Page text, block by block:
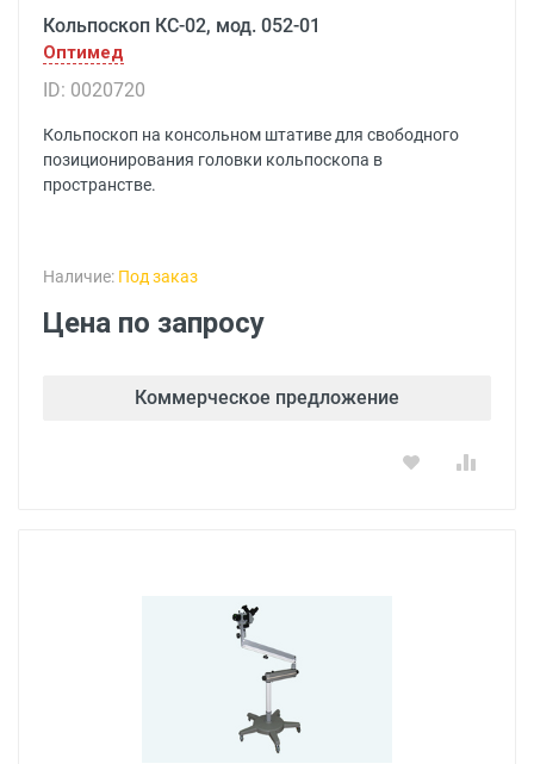
Кольпоскоп КС-02, мод. 052-01
Оптимед
ID: 0020720
Кольпоскоп на консольном штативе для свободного
позиционирования головки кольпоскопа в
пространстве.
Наличие: Под заказ
Цена по запросу
Коммерческое предложение